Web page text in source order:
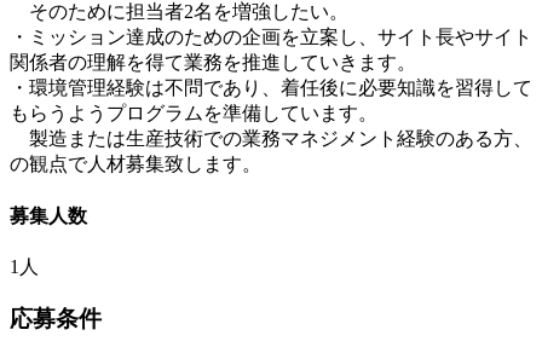
そのために担当者2名を増強したい。
・ミッション達成のための企画を立案し、サイト長やサイト
関係者の理解を得て業務を推進していきます。
・環境管理経験は不問であり、着任後に必要知識を習得して
もらうようプログラムを準備しています。
製造または生産技術での業務マネジメント経験のある方、
の観点で人材募集致します。
募集人数
1人
応募条件